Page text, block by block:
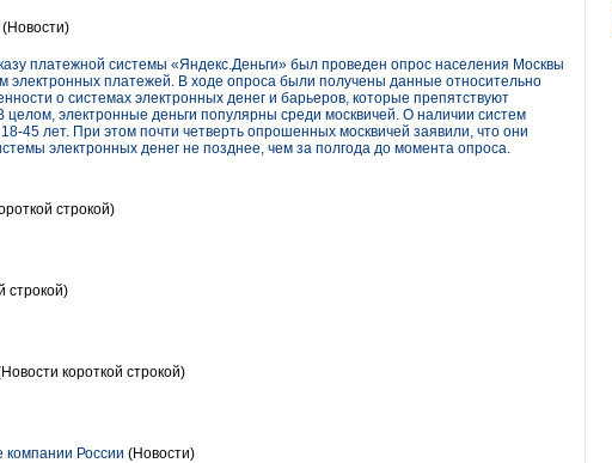
(Новости)
платежной системы «Яндекс.Деньги» был проведен опрос населения Москвы
электронных платежей. В ходе опроса были получены данные относительно
о системах электронных денег и барьеров, которые препятствуют
целом, электронные деньги популярны среди москвичей. О наличии систем
45 лет. При этом почти четверть опрошенных москвичей заявили, что они
электронных денег не позднее, чем за полгода до момента опроса.
строкой)
строкой)
короткой строкой)
России (Новости)